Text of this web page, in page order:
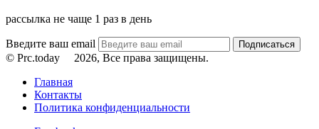
рассылка не чаще 1 раз в день
Введите ваш email
© Prc.today
2026, Все права защищены.
Главная
Контакты
Политика конфиденциальности